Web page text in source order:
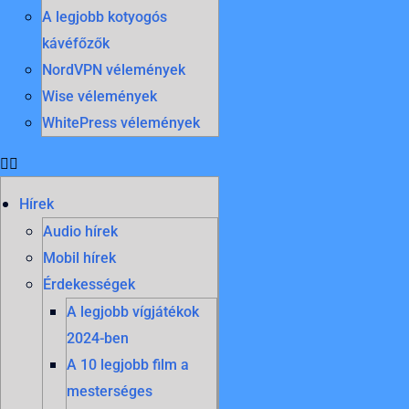
A legjobb kotyogós
kávéfőzők
NordVPN vélemények
Wise vélemények
WhitePress vélemények
Hírek
Audio hírek
Mobil hírek
Érdekességek
A legjobb vígjátékok
2024-ben
A 10 legjobb film a
mesterséges